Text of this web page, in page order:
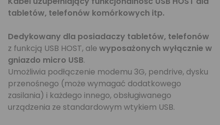
tabletów, telefonów komórkowych itp.
Dedykowany dla posiadaczy tabletów, telefonów
z funkcją USB HOST, ale wyposażonych wyłącznie w
gniazdo micro USB.
Umożliwia podłączenie modemu 3G, pendrive, dysku
przenośnego (może wymagać dodatkowego
zasilania) i każdego innego, obsługiwanego
urządzenia ze standardowym wtykiem USB.